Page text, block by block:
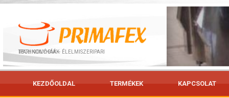
IPARI KONYHÁK – ÉLELMISZERIPARI TECHNOLÓGIÁK
KEZDŐOLDAL TERMÉKEK KAPCSOLAT